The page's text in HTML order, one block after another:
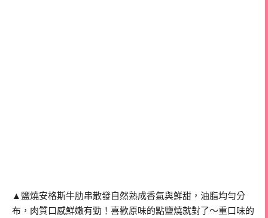
▲鹽燒安格斯牛肋串散發自然熟成香氣與鮮甜，油脂均勻分
布，肉質口感鮮嫩有勁！喜歡原味的點鹽燒就對了～重口味的